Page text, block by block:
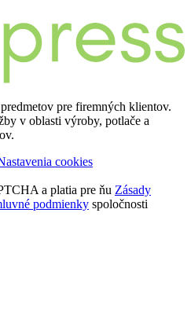
pre firemných klientov.
v oblasti výroby, potlače a
cookies
a platia pre ňu Zásady
podmienky spoločnosti